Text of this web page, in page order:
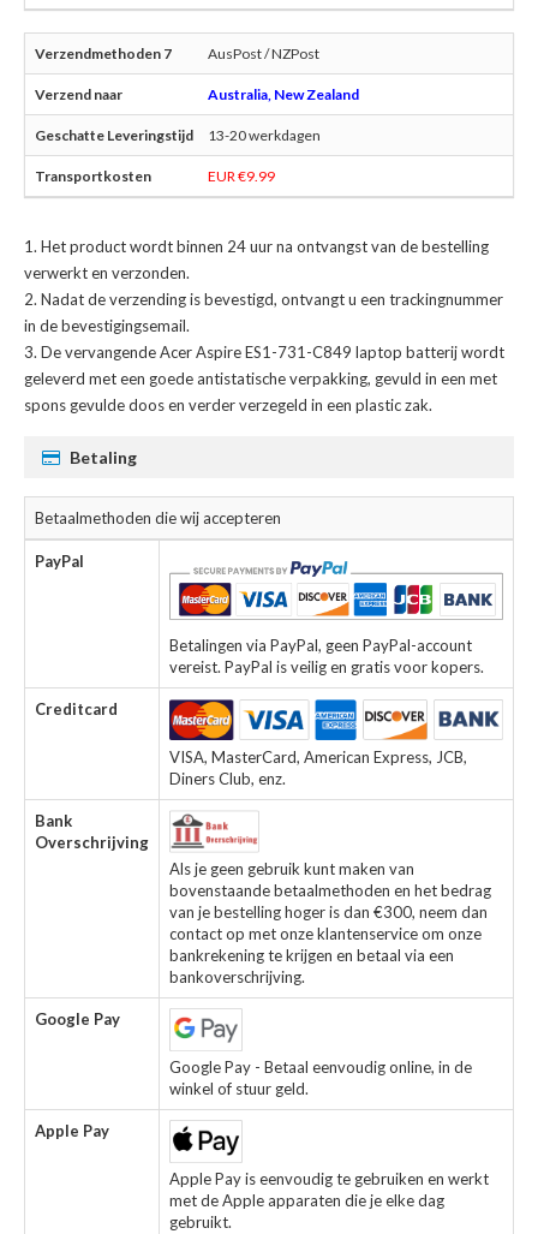
AusPost / NZPost
Australia, New Zealand
13-20 werkdagen
EUR €9.99
Het product wordt binnen 24 uur na ontvangst van de bestelling
verwerkt en verzonden.
Nadat de verzending is bevestigd, ontvangt u een trackingnummer
in de bevestigingsemail.
Devervangende Acer Aspire ES1-731-C849 laptop batterijwordt
geleverd met een goede antistatische verpakking, gevuld in een met
spons gevulde doos en verder verzegeld in een plastic zak.
Betaling
Betaalmethoden die wij accepteren
PayPal
Betalingen via PayPal, geen PayPal-account
vereist. PayPal is veilig en gratis voor kopers.
Creditcard
VISA, MasterCard, American Express, JCB,
Diners Club, enz.
Bank
Overschrijving
Als je geen gebruik kunt maken van
bovenstaande betaalmethoden en het bedrag
van je bestelling hoger is dan €300, neem dan
contact op met onze klantenservice om onze
bankrekening te krijgen en betaal via een
bankoverschrijving.
Google Pay
Google Pay - Betaal eenvoudig online, in de
winkel of stuur geld.
Apple Pay
Apple Pay is eenvoudig te gebruiken en werkt
met de Apple apparaten die je elke dag
gebruikt.